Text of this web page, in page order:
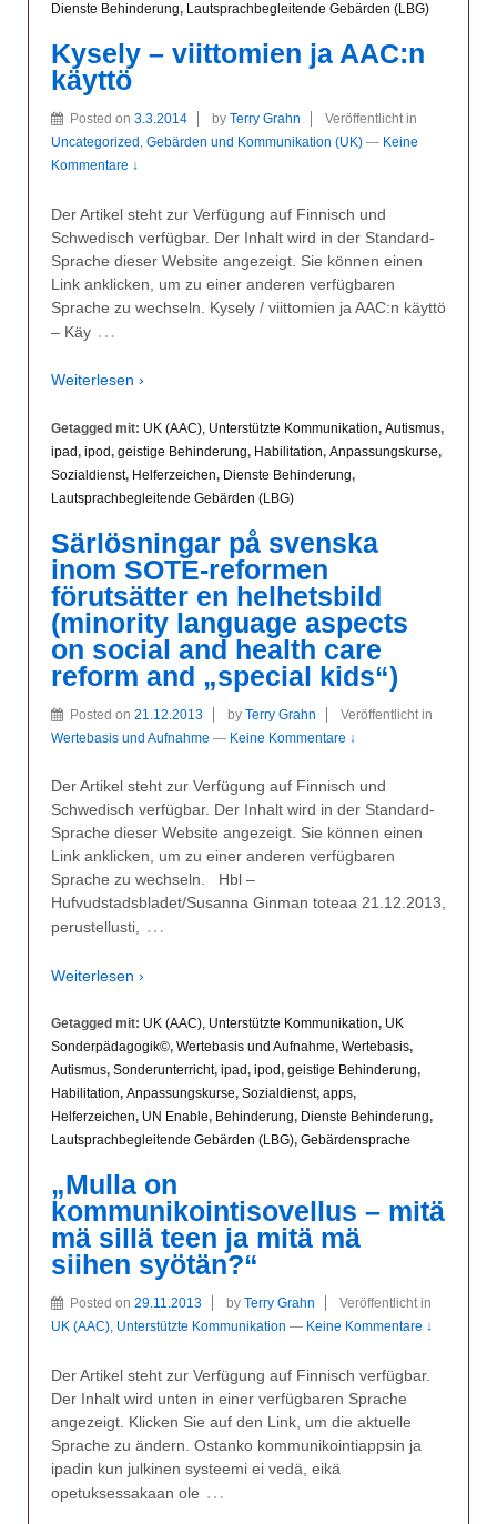
Dienste Behinderung, Lautsprachbegleitende Gebärden (LBG)
Kysely – viittomien ja AAC:n
käyttö
Posted on 3.3.2014 by Terry Grahn
Veröffentlicht in
Uncategorized , Gebärden und Kommunikation (UK) — Keine
Kommentare ↓
Der Artikel steht zur Verfügung auf Finnisch und
Schwedisch verfügbar. Der Inhalt wird in der Standard-
Sprache dieser Website angezeigt. Sie können einen
Link anklicken, um zu einer anderen verfügbaren
Sprache zu wechseln. Kysely / viittomien ja AAC:n käyttö
– Käy …
Weiterlesen ›
Getagged mit: UK (AAC), Unterstützte Kommunikation, Autismus,
ipad, ipod, geistige Behinderung, Habilitation, Anpassungskurse,
Sozialdienst, Helferzeichen, Dienste Behinderung,
Lautsprachbegleitende Gebärden (LBG)
Särlösningar på svenska
inom SOTE-reformen
förutsätter en helhetsbild
(minority language aspects
on social and health care
reform and „special kids“)
Posted on 21.12.2013 by Terry Grahn
Veröffentlicht in
Wertebasis und Aufnahme — Keine Kommentare ↓
Der Artikel steht zur Verfügung auf Finnisch und
Schwedisch verfügbar. Der Inhalt wird in der Standard-
Sprache dieser Website angezeigt. Sie können einen
Link anklicken, um zu einer anderen verfügbaren
Sprache zu wechseln. Hbl –
Hufvudstadsbladet/Susanna Ginman toteaa 21.12.2013,
perustellusti, …
Weiterlesen ›
Getagged mit: UK (AAC), Unterstützte Kommunikation, UK
Sonderpädagogik©, Wertebasis und Aufnahme, Wertebasis,
Autismus, Sonderunterricht, ipad, ipod, geistige Behinderung,
Habilitation, Anpassungskurse, Sozialdienst, apps,
Helferzeichen, UN Enable, Behinderung, Dienste Behinderung,
Lautsprachbegleitende Gebärden (LBG), Gebärdensprache
„Mulla on
kommunikointisovellus – mitä
mä sillä teen ja mitä mä
siihen syötän?“
Posted on 29.11.2013 by Terry Grahn
Veröffentlicht in
UK (AAC), Unterstützte Kommunikation — Keine Kommentare ↓
Der Artikel steht zur Verfügung auf Finnisch verfügbar.
Der Inhalt wird unten in einer verfügbaren Sprache
angezeigt. Klicken Sie auf den Link, um die aktuelle
Sprache zu ändern. Ostanko kommunikointiappsin ja
ipadin kun julkinen systeemi ei vedä, eikä
opetuksessakaan ole …